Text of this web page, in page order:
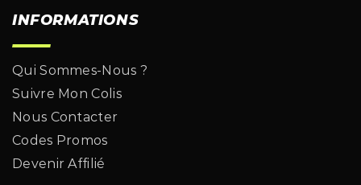
INFORMATIONS
Qui Sommes-Nous ?
Suivre Mon Colis
Nous Contacter
Codes Promos
Devenir Affilié